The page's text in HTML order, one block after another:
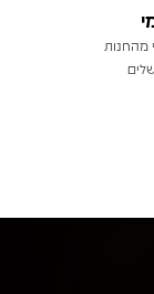
מהחנות